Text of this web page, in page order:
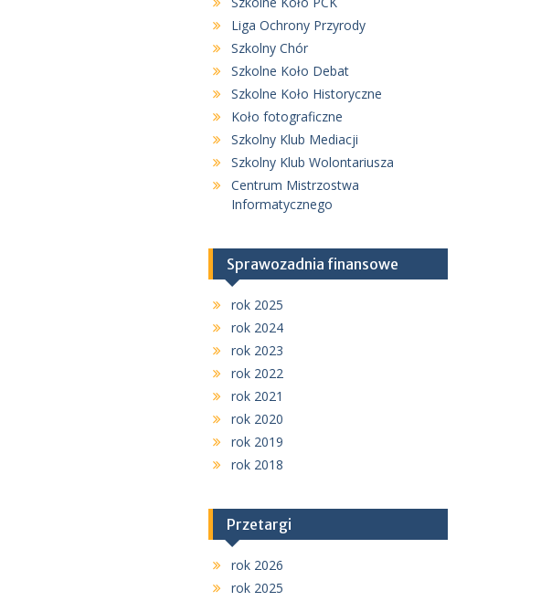
Liga Ochrony Przyrody
Szkolny Chór
Szkolne Koło Debat
Szkolne Koło Historyczne
Koło fotograficzne
Szkolny Klub Mediacji
Szkolny Klub Wolontariusza
Centrum Mistrzostwa
Informatycznego
Sprawozadnia finansowe
rok 2025
rok 2024
rok 2023
rok 2022
rok 2021
rok 2020
rok 2019
rok 2018
Przetargi
rok 2026
rok 2025